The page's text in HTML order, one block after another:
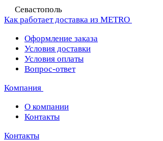
Севастополь
Как работает доставка из METRO
Оформление заказа
Условия доставки
Условия оплаты
Вопрос-ответ
Компания
О компании
Контакты
Контакты